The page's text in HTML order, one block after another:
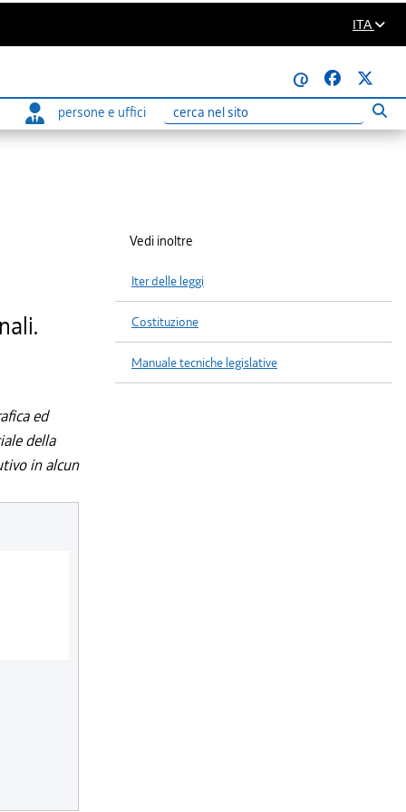
ITA
@
persone e uffici
Ricerca
ed
della
in alcun
Vedi inoltre
Iter delle leggi
Costituzione
Manuale tecniche legislative